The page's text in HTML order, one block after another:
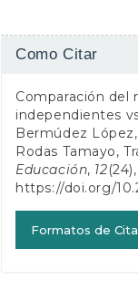
Detalhes
artigo
Como Citar
Comparación del
independientes
Bermúdez
Rodas Tamayo,
Educación, 12
https://doi.org/
Formatos de